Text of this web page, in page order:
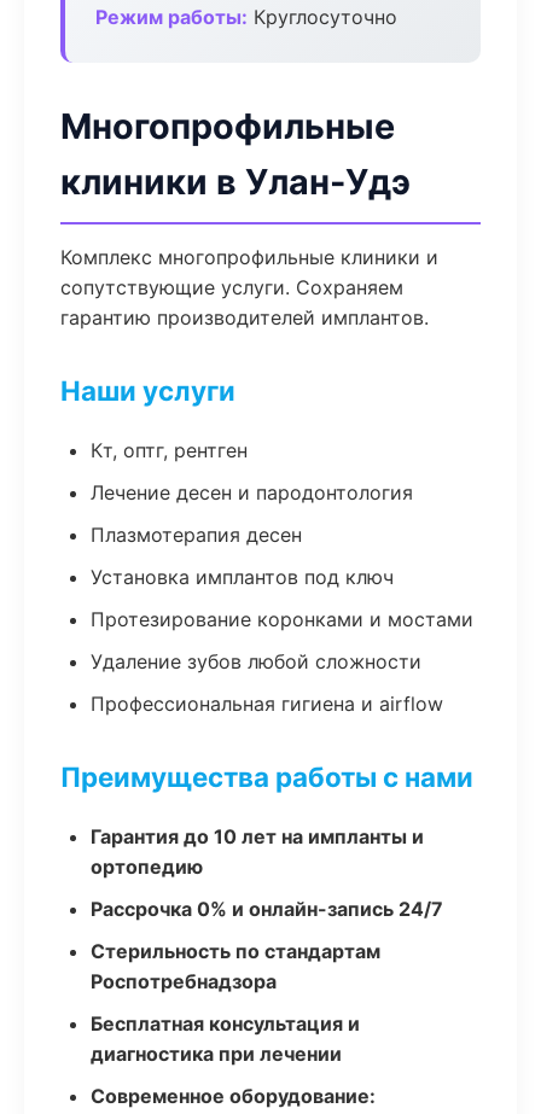
Режим работы: Круглосуточно
Многопрофильные
клиники в Улан-Удэ
Комплекс многопрофильные клиники и
сопутствующие услуги. Сохраняем
гарантию производителей имплантов.
Наши услуги
Кт, оптг, рентген
Лечение десен и пародонтология
Плазмотерапия десен
Установка имплантов под ключ
Протезирование коронками и мостами
Удаление зубов любой сложности
Профессиональная гигиена и airflow
Преимущества работы с нами
Гарантия до 10 лет на импланты и
ортопедию
Рассрочка 0% и онлайн-запись 24/7
Стерильность по стандартам
Роспотребнадзора
Бесплатная консультация и
диагностика при лечении
Современное оборудование: